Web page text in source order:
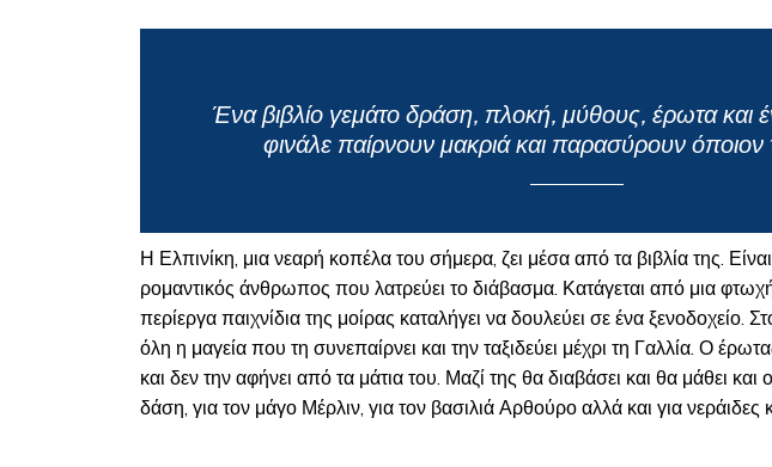
Ένα βιβλίο γεμάτο δράση, πλοκή, μύθους, έρωτα και
φινάλε παίρνουν μακριά και παρασύρουν όποιον
Η Ελπινίκη, μια νεαρή κοπέλα του σήμερα, ζει μέσα από τα βιβλία της.
ρομαντικός άνθρωπος που λατρεύει το διάβασμα. Κατάγεται από μια
περίεργα παιχνίδια της μοίρας καταλήγει να δουλεύει σε ένα ξενοδοχείο.
όλη η μαγεία που τη συνεπαίρνει και την ταξιδεύει μέχρι τη Γαλλία. Ο
και δεν την αφήνει από τα μάτια του. Μαζί της θα διαβάσει και θα μάθει
δάση, για τον μάγο Μέρλιν, για τον βασιλιά Αρθούρο αλλά και για νεράιδες